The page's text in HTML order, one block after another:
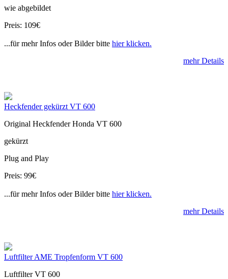
wie abgebildet
Preis: 109€
...für mehr Infos oder Bilder bitte hier klicken.
mehr Details
Heckfender gekürzt VT 600
Original Heckfender Honda VT 600
gekürzt
Plug and Play
Preis: 99€
...für mehr Infos oder Bilder bitte hier klicken.
mehr Details
Luftfilter AME Tropfenform VT 600
Luftfilter VT 600